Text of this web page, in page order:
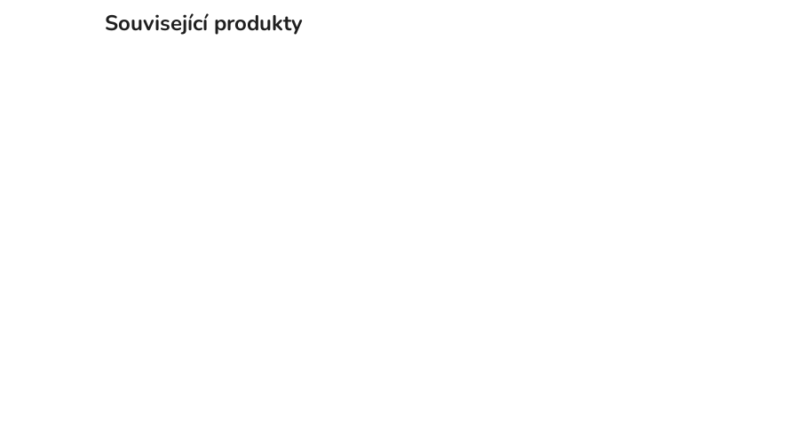
Související produkty